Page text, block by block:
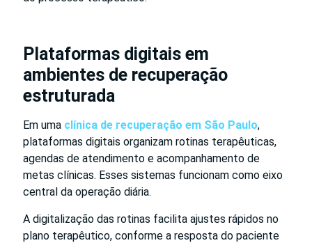
Plataformas digitais em
ambientes de recuperação
estruturada
Em uma clínica de recuperação em São Paulo,
plataformas digitais organizam rotinas terapêuticas,
agendas de atendimento e acompanhamento de
metas clínicas. Esses sistemas funcionam como eixo
central da operação diária.
A digitalização das rotinas facilita ajustes rápidos no
plano terapêutico, conforme a resposta do paciente